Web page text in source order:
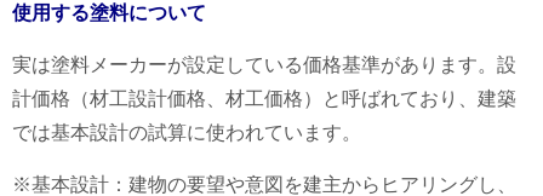
使用する塗料について
実は塗料メーカーが設定している価格基準があります。 設
計価格（材工設計価格、材工価格）
と呼ばれており、建築
では基本設計の試算に使われています。
※基本設計：建物の要望や意図を建主からヒアリングし、